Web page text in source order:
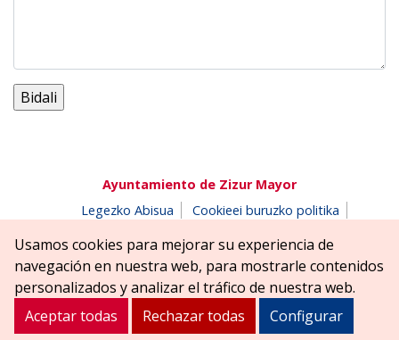
Ayuntamiento de Zizur Mayor
Legezko Abisua
Cookieei buruzko politika
Salaketen postontzia
Erreniega parkea, z/g | 31180 Zizur Nagusia (NAFARROA)
Tel. 948 181900
ayuntamiento@zizurmayor.es
Usamos cookies para mejorar su experiencia de
navegación en nuestra web, para mostrarle contenidos
personalizados y analizar el tráfico de nuestra web.
Aceptar todas
Rechazar todas Configurar